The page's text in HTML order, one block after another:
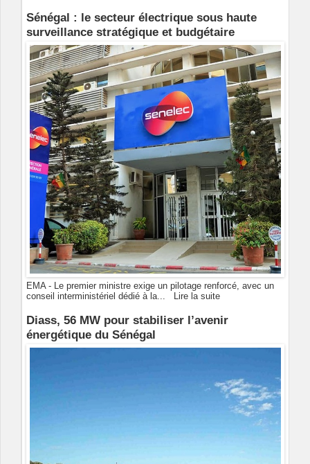
Sénégal : le secteur électrique sous haute
surveillance stratégique et budgétaire
EMA - Le premier ministre exige un pilotage renforcé, avec un
conseil interministériel dédié à la...
Lire la suite
Diass, 56 MW pour stabiliser l’avenir
énergétique du Sénégal